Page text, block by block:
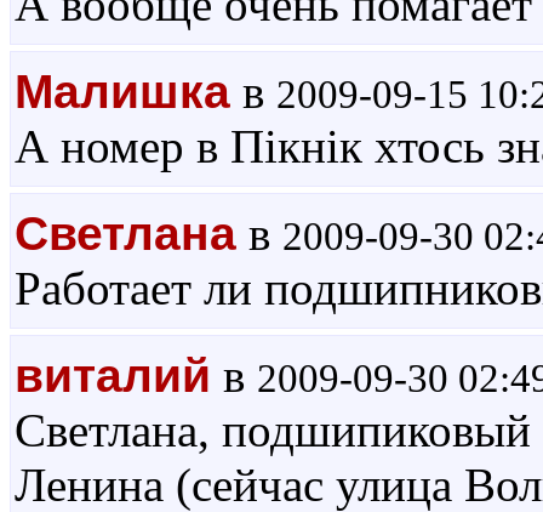
Малишка в 2009-09-15
А номер в Пікнік хтось
Светлана в 2009-09-30
Работает ли
виталий в 2009-09-30
Светлана, подшипиковый
Ленина (сейчас улица